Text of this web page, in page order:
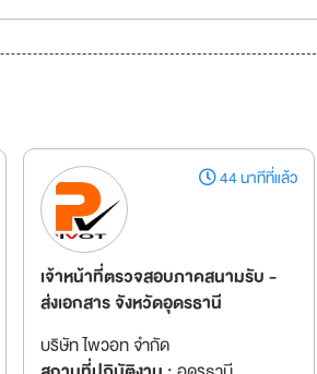
44 นาทีที่แล้ว
เจ้าหน้าที่ตรวจสอบภาคสนามรับ -
ส่งเอกสาร จังหวัดอุดรธานี
บริษัท ไพวอท จำกัด